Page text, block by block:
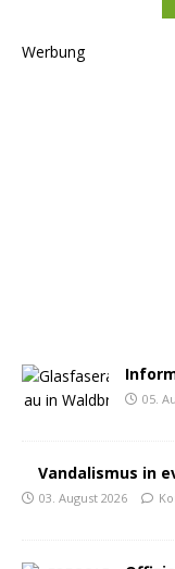
Werbung
05.
Vandalismus in
03. August 2026